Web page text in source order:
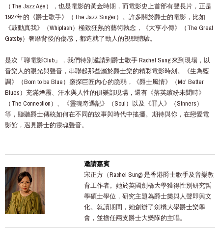
（The Jazz Age），也是電影的黃金時期，而電影史上首部有聲長片，正是
1927年的《爵士歌手》（The Jazz Singer）。許多關於爵士的電影，比如
《鼓動真我》（Whiplash）極致狂熱的藝術執念，《大亨小傳》（The Great
Gatsby）奢靡背後的傷感，都造就了動人的視聽體驗。
是次「聊電影Club」，我們特別邀請到爵士歌手 Rachel Sung 來到現場，以
音樂人的眼光與聲音，串聯起那些屬於爵士樂的精彩電影時刻。《生為藍
調》（Born to be Blue）窺探巨匠內心的脆弱，《爵士風情》（Mo' Better
Blues）充滿煙霧、汗水與人性的俱樂部現場，還有《落英繽紛未聞時》
（The Connection）、《靈魂奇遇記》（Soul）以及《罪人》（Sinners）
等，聽聽爵士傳統如何在不同的故事與時代中搖擺。期待與你，在戀愛電
影館，遇見爵士的靈魂聲音。
邀請嘉賓
宋正方（Rachel Sung) 是香港爵士歌手及音樂教
育工作者。她於英國劍橋大學獲得性別研究哲
學碩士學位，研究主題為爵士樂與人聲即興文
化。就讀期間，她創辦了劍橋大學爵士樂學
會，並擔任兩支爵士大樂隊的主唱。